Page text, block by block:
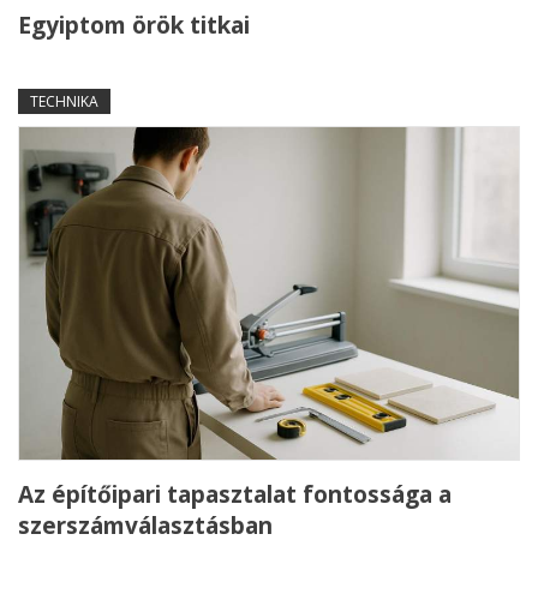
Egyiptom örök titkai
TECHNIKA
Az építőipari tapasztalat fontossága a
szerszámválasztásban